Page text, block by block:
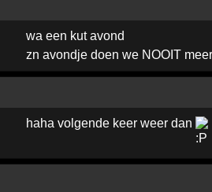
wa een kut avond
zn avondje doen we NOOIT
haha volgende keer weer dan